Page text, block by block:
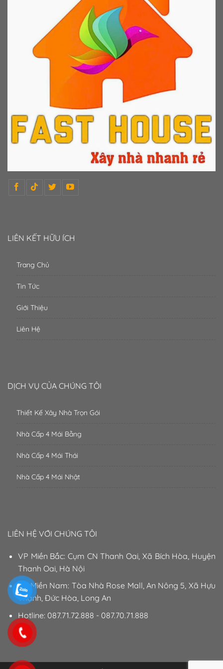
LIÊN KẾT HỮU ÍCH
Trang Chủ
Tin Tức
Giới Thiệu
Liên Hệ
DỊCH VỤ CỦA CHÚNG TÔI
Thiết Kế Xây Nhà Trọn Gói
Nhà Cấp 4 Mái Bằng
Nhà Cấp 4 Mái Thái
Nhà Cấp 4 Mái Nhật
LIÊN HỆ VỚI CHÚNG TÔI
VP Miền Bắc: Cụm CN Thanh Oai, Xã Bích Hòa, Huyện
Thanh Oai, Hà Nội
VP Miền Nam: Tòa Nhà Rose Mall, An Nông 5, Xã Hựu
Thạnh, Đức Hòa, Long An
Hotline: 087.71.72.888 - 087.70.71.888